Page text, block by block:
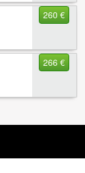
260 €
266 €